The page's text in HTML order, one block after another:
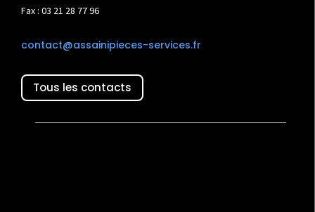
Fax : 03 21 28 77 96
contact@assainipieces-services.fr
Tous les contacts